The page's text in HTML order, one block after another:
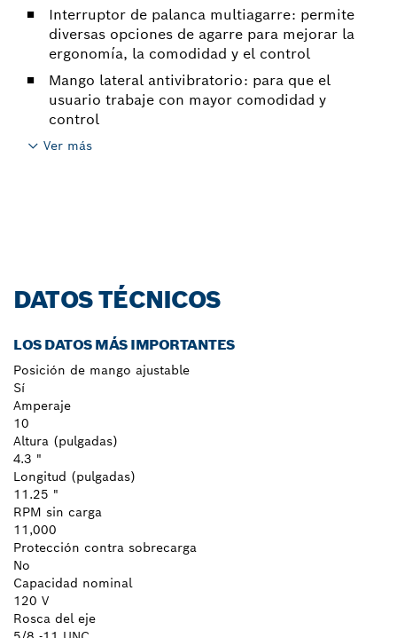
Interruptor de palanca multiagarre: permite
diversas opciones de agarre para mejorar la
ergonomía, la comodidad y el control
Mango lateral antivibratorio: para que el
usuario trabaje con mayor comodidad y
control
Ver más
DATOS TÉCNICOS
LOS DATOS MÁS IMPORTANTES
Posición de mango ajustable
Sí
Amperaje
10
Altura (pulgadas)
4.3 "
Longitud (pulgadas)
11.25 "
RPM sin carga
11,000
Protección contra sobrecarga
No
Capacidad nominal
120 V
Rosca del eje